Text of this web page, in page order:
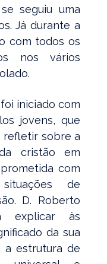
seguiu uma
Já durante a
com todos os
nos vários
iniciado com
jovens, que
refletir sobre a
cristão em
com
de
D. Roberto
explicar às
da sua
a estrutura de